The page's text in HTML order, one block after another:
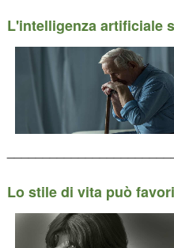
L'intelligenza artificiale
Lo stile di vita può